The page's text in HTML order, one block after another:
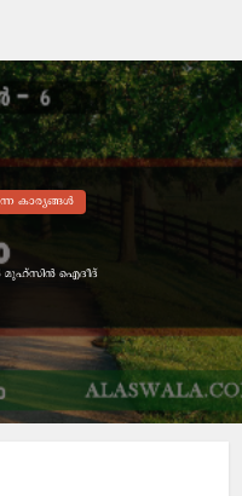
കാര്യങ്ങള്‍
ഐദീദ്